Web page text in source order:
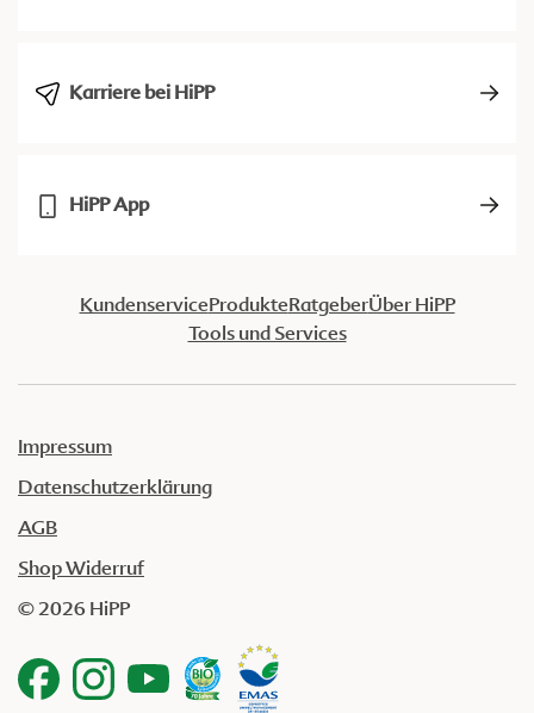
Karriere bei HiPP
HiPP App
KundenserviceProdukteRatgeberÜber HiPP
Tools und Services
Impressum
Datenschutzerklärung
AGB
Shop Widerruf
© 2026 HiPP